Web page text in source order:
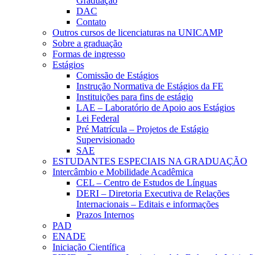
DAC
Contato
Outros cursos de licenciaturas na UNICAMP
Sobre a graduação
Formas de ingresso
Estágios
Comissão de Estágios
Instrução Normativa de Estágios da FE
Instituições para fins de estágio
LAE – Laboratório de Apoio aos Estágios
Lei Federal
Pré Matrícula – Projetos de Estágio
Supervisionado
SAE
ESTUDANTES ESPECIAIS NA GRADUAÇÃO
Intercâmbio e Mobilidade Acadêmica
CEL – Centro de Estudos de Línguas
DERI – Diretoria Executiva de Relações
Internacionais – Editais e informações
Prazos Internos
PAD
ENADE
Iniciação Científica